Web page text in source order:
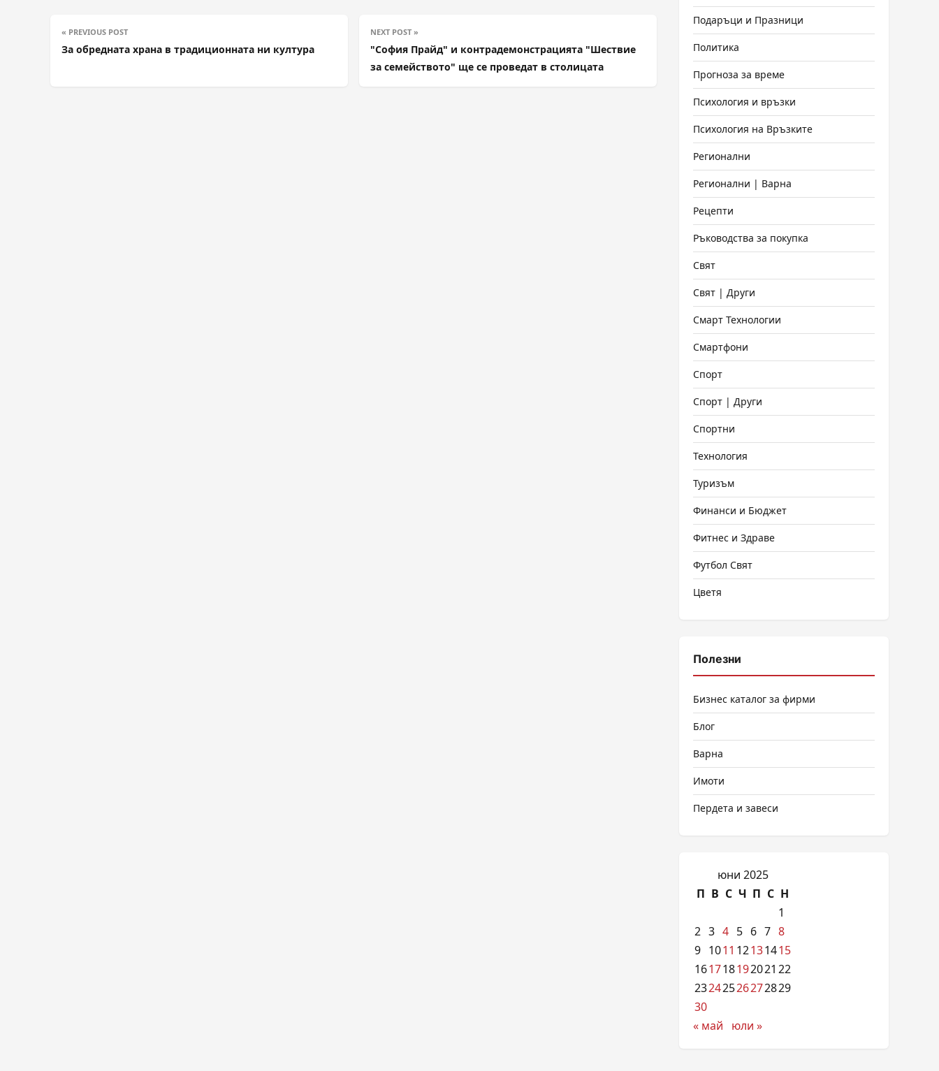
« PREVIOUS POST
За обредната храна в традиционната ни култура
NEXT POST »
"София Прайд" и контрадемонстрацията "Шествие
за семейството" ще се проведат в столицата
Подаръци и Празници
Политика
Прогноза за време
Психология и връзки
Психология на Връзките
Регионални
Регионални | Варна
Рецепти
Ръководства за покупка
Свят
Свят | Други
Смарт Технологии
Смартфони
Спорт
Спорт | Други
Спортни
Технология
Туризъм
Финанси и Бюджет
Фитнес и Здраве
Футбол Свят
Цветя
Полезни
Бизнес каталог за фирми
Блог
Варна
Имоти
Пердета и завеси
юни 2025
П В С Ч П С Н
1
2 3 4 5 6 7 8
9 1011 12131415
161718192021 22
23242526272829
30
« май
юли »